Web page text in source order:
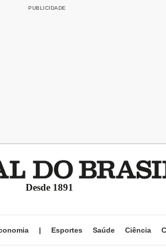
Desde 1891
| Esportes Saúde Ciência